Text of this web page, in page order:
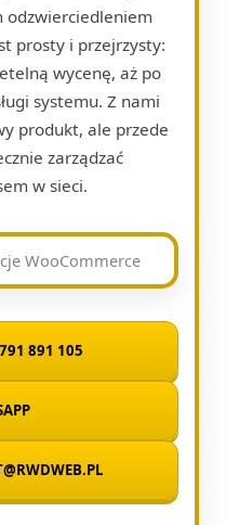
odzwierciedleniem
prosty i przejrzysty:
wycenę, aż po
systemu. Z nami
produkt, ale przede
zarządzać
w sieci.
891 105